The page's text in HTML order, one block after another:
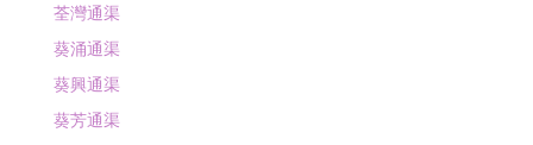
荃灣通渠
葵涌通渠
葵興通渠
葵芳通渠